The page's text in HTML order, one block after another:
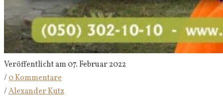
Veröffentlicht am 07. Februar 2022
/0 Kommentare
/Alexander Kutz